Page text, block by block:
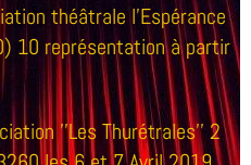
théâtrale l'Espérance
10 représentation à partir
''Les Thurétrales'' 2